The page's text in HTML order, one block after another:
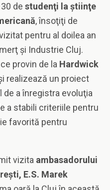
de studenţi la ştiinţe
, însoţiţi de
pentru al doilea an
şi Industrie Cluj.
provin de la Hardwick
realizează un proiect
de a înregistra evoluţia
a stabili criteriile pentru
favorită pentru
vizita ambasadorului
E.S. Marek